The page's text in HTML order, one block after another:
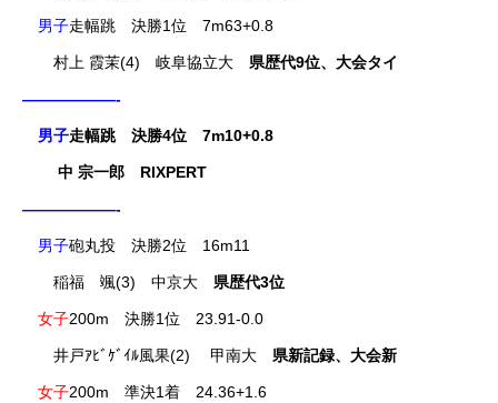
男子走幅跳 決勝1位 7m63+0.8
村上 霞茉(4) 岐阜協立大 県歴代9位、大会タイ
——————-
男子走幅跳 決勝4位 7m10+0.8
中 宗一郎 RIXPERT
——————-
男子砲丸投 決勝2位 16m11
稲福 颯(3) 中京大 県歴代3位
女子200m 決勝1位 23.91-0.0
井戸ｱﾋﾞｹﾞｲﾙ風果(2) 甲南大 県新記録、大会新
女子200m 準決1着 24.36+1.6